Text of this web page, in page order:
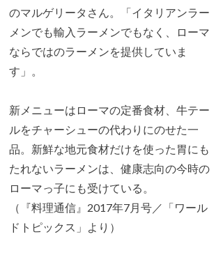
のマルゲリータさん。「イタリアンラー
メンでも輸入ラーメンでもなく、ローマ
ならではのラーメンを提供していま
す」。
新メニューはローマの定番食材、牛テー
ルをチャーシューの代わりにのせた一
品。新鮮な地元食材だけを使った胃にも
たれないラーメンは、健康志向の今時の
ローマっ子にも受けている。
（『料理通信』2017年7月号／「ワール
ドトピックス」より）